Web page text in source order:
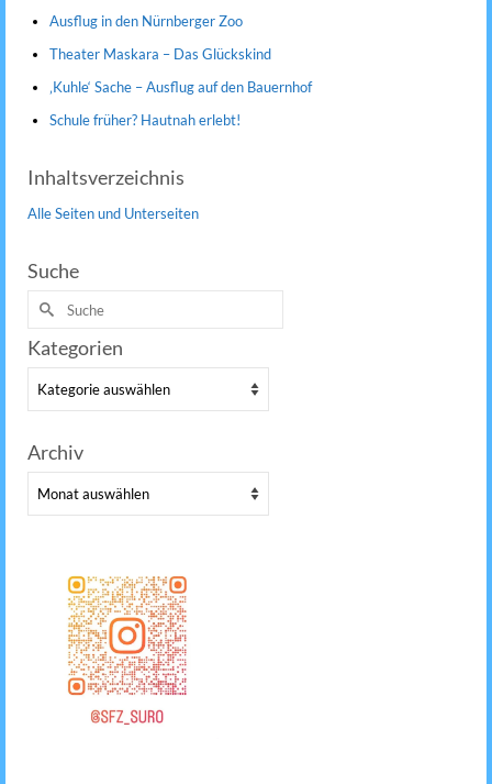
Ausflug in den Nürnberger Zoo
Theater Maskara – Das Glückskind
‚Kuhle‘ Sache – Ausflug auf den Bauernhof
Schule früher? Hautnah erlebt!
Inhaltsverzeichnis
Alle Seiten und Unterseiten
Suche
Suche
nach:
Kategorien
Kategorien
Archiv
Archiv